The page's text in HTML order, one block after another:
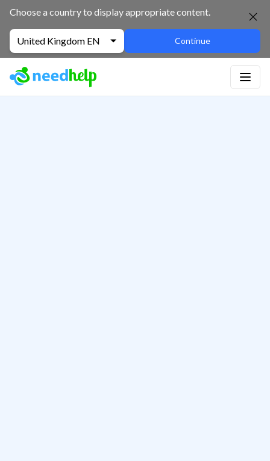
Choose a country to display appropriate content.
United Kingdom EN Continue